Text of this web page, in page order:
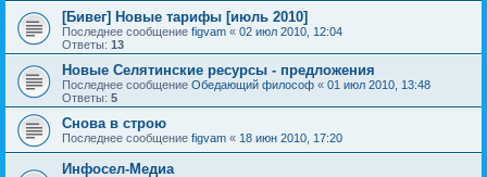
[Бивег] Новые тарифы [июль 2010]
Последнее сообщение figvam « 02 июл 2010, 12:04
Ответы: 13
Новые Селятинские ресурсы - предложения
Последнее сообщение Обедающий философ « 01 июл 2010, 13:48
Ответы: 5
Снова в строю
Последнее сообщение figvam « 18 июн 2010, 17:20
Инфосел-Медиа